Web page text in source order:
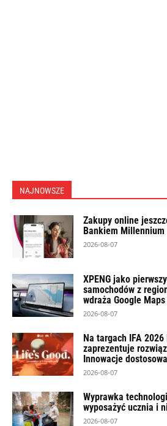
NAJNOWSZE
Zakupy online
Bankiem Millennium
2026-08-07
XPENG jako
samochodów z
wdraża Google
2026-08-07
Na targach IFA 2026
zaprezentuje
Innowacje
2026-08-07
Wyprawka
wyposażyć ucznia i
2026-08-07